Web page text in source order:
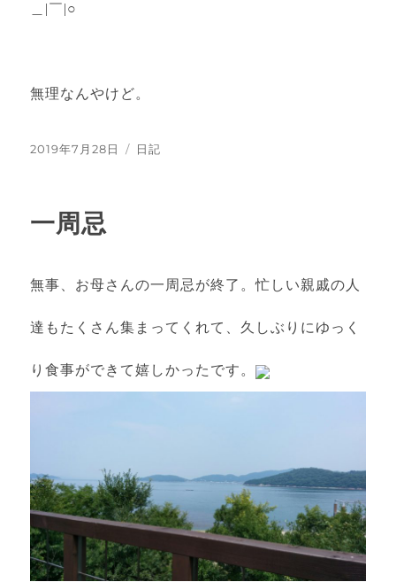
＿|￣|○
無理なんやけど。
投
2019年7月28日
カ
日記
一周忌
無事、お母さんの一周忌が終了。忙しい親戚の人
達もたくさん集まってくれて、久しぶりにゆっく
り食事ができて嬉しかったです。